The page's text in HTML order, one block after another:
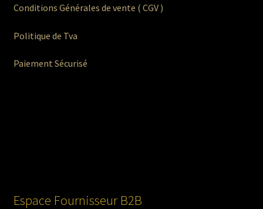
Conditions Générales de vente ( CGV )
Politique de Tva
Paiement Sécurisé
Espace Fournisseur B2B